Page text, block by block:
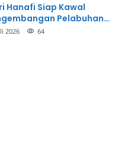
Hanafi Siap Kawal
Pelabuhan
KSOP Usulkan Tambahan
2026 64